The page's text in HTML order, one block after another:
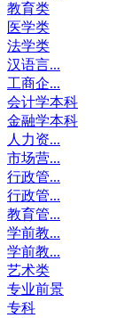
教育类
医学类
法学类
汉语言...
工商企...
会计学本科
金融学本科
人力资...
市场营...
行政管...
行政管...
教育管...
学前教...
学前教...
艺术类
专业前景
专科